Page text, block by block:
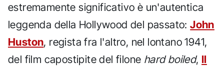
estremamente significativo è un'autentica
leggenda della Hollywood del passato:John
Huston, regista fra l'altro, nel lontano 1941,
del film capostipite del filone hard boiled, Il